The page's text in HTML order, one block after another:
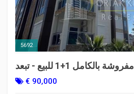
5692
في أوبا بحيرة، شقة مفروشة بالكامل 1+1 للبيع - تبعد
عن البحر 200 متر€ 90,000